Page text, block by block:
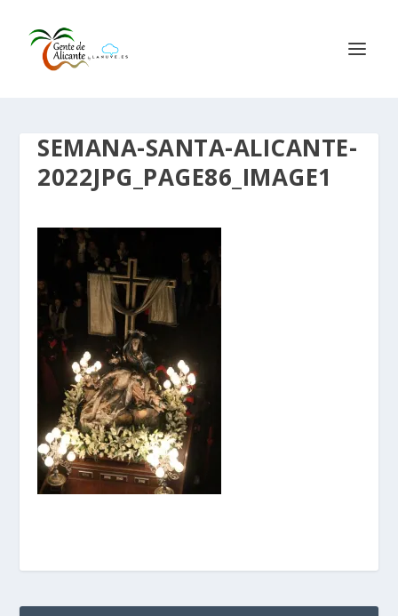
SEMANA-SANTA-ALICANTE-
2022JPG_PAGE86_IMAGE1